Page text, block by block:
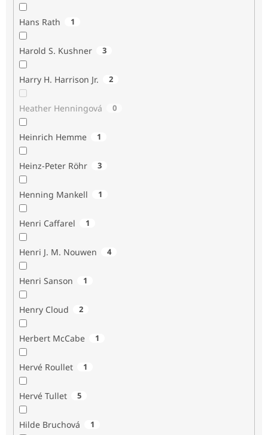
Hans Rath 1
Harold S. Kushner 3
Harry H. Harrison Jr. 2
Heather Henningová 0
Heinrich Hemme 1
Heinz-Peter Röhr 3
Henning Mankell 1
Henri Caffarel 1
Henri J. M. Nouwen 4
Henri Sanson 1
Henry Cloud 2
Herbert McCabe 1
Hervé Roullet 1
Hervé Tullet 5
Hilde Bruchová 1